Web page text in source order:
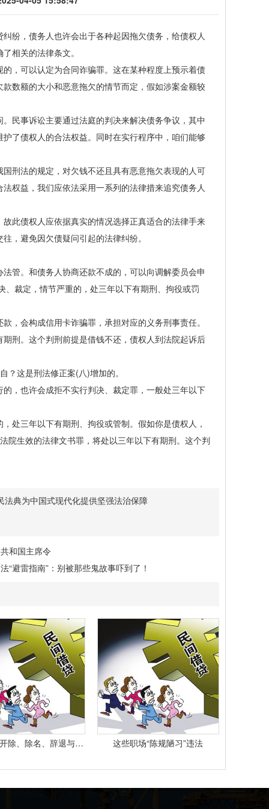
，债务人也许会出于各种起因拖欠债务，给债权人
相关的法律条文。
可以认定为合同诈骗罪。这在某种程度上预示着债
数额的大小和恶意拖欠的情节而定，假如涉案金额较
事诉讼主要通过法庭的判决来解决债务争议，其中
了债权人的合法权益。同时在实行程序中，咱们能够
法的规定，对欠钱不还且具有恶意拖欠表现的人可
权益，我们应依法采用一系列的法律措来追究债务人
债权人应依据真实的情况选择正真适合的法律手来
，避免因欠债疑问引起的法律纠纷。
。和债务人协商还款不成的，可以向调解委员会申
裁定，情节严重的，处三年以下有期刑、拘役或罚
会构成信用卡诈骗罪，承担对应的义务刑事责任。
刑。这个判刑前提是借钱不还，债权人到法院起诉后
这是刑法修正案(八)增加的。
也许会成拒不实行判决、裁定罪，一般处三年以下
三年以下有期刑、拘役或管制。假如你是债权人，
院生效的法律文书罪，将处以三年以下有期刑。这个判
法典为中国式现代化提供坚强法治保障
和国主席令
“避雷指南”：别被那些鬼故事吓到了！
最高院： 开除、除名、辞退与解除劳动合同之间有什么区别？ 这些职场“陈规陋习”违法